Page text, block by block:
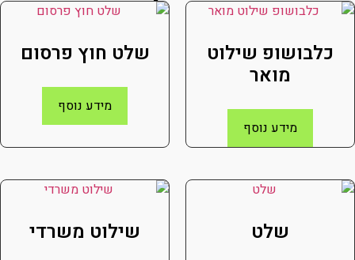
כלבושופ שילוט
מואר
מידע נוסף
שלט חוץ פרסום
מידע נוסף
שלט שילוט משרדי